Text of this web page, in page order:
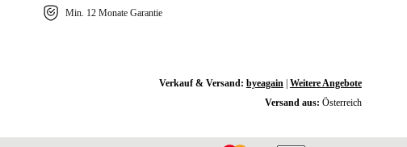
Min. 12 Monate Garantie
Verkauf & Versand: byeagain| Weitere Angebote
Versand aus: Österreich